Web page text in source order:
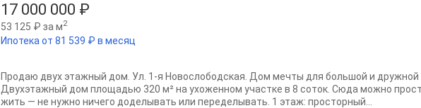
17 000 000 ₽
53 125 ₽ за м2
Ипотека от 81 539 ₽ в месяц
Продаю двух этажный дом. Ул. 1-я Новослободская. Дом мечты для большой и дружной
Двухэтажный дом площадью 320 м² на ухоженном участке в 8 соток. Сюда можно
жить — не нужно ничего доделывать или переделывать. 1 этаж: просторный...